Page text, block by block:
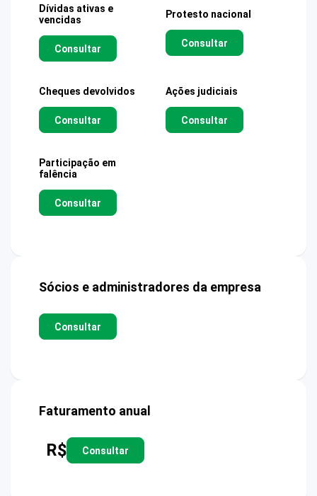
Dívidas ativas e
vencidas
Consultar
Protesto nacional
Consultar
Cheques devolvidos
Consultar
Ações judiciais
Consultar
Participação em
falência
Consultar
Sócios e administradores da empresa
Consultar
Faturamento anual
R$ Consultar